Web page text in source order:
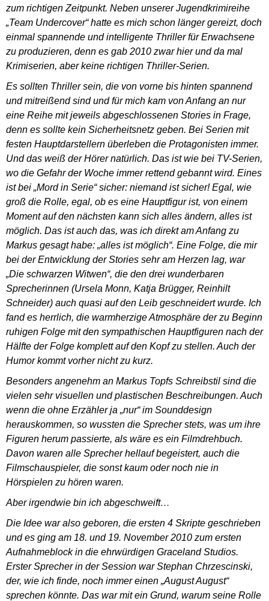
zum richtigen Zeitpunkt. Neben unserer Jugendkrimireihe
„Team Undercover“ hatte es mich schon länger gereizt, doch
einmal spannende und intelligente Thriller für Erwachsene
zu produzieren, denn es gab 2010 zwar hier und da mal
Krimiserien, aber keine richtigen Thriller-Serien.
Es sollten Thriller sein, die von vorne bis hinten spannend
und mitreißend sind und für mich kam von Anfang an nur
eine Reihe mit jeweils abgeschlossenen Stories in Frage,
denn es sollte kein Sicherheitsnetz geben. Bei Serien mit
festen Hauptdarstellern überleben die Protagonisten immer.
Und das weiß der Hörer natürlich. Das ist wie bei TV-Serien,
wo die Gefahr der Woche immer rettend gebannt wird. Eines
ist bei „Mord in Serie“ sicher: niemand ist sicher! Egal, wie
groß die Rolle, egal, ob es eine Hauptfigur ist, von einem
Moment auf den nächsten kann sich alles ändern, alles ist
möglich. Das ist auch das, was ich direkt am Anfang zu
Markus gesagt habe: „alles ist möglich“. Eine Folge, die mir
bei der Entwicklung der Stories sehr am Herzen lag, war
„Die schwarzen Witwen“, die den drei wunderbaren
Sprecherinnen (Ursela Monn, Katja Brügger, Reinhilt
Schneider) auch quasi auf den Leib geschneidert wurde. Ich
fand es herrlich, die warmherzige Atmosphäre der zu Beginn
ruhigen Folge mit den sympathischen Hauptfiguren nach der
Hälfte der Folge komplett auf den Kopf zu stellen. Auch der
Humor kommt vorher nicht zu kurz.
Besonders angenehm an Markus Topfs Schreibstil sind die
vielen sehr visuellen und plastischen Beschreibungen. Auch
wenn die ohne Erzähler ja „nur“ im Sounddesign
herauskommen, so wussten die Sprecher stets, was um ihre
Figuren herum passierte, als wäre es ein Filmdrehbuch.
Davon waren alle Sprecher hellauf begeistert, auch die
Filmschauspieler, die sonst kaum oder noch nie in
Hörspielen zu hören waren.
Aber irgendwie bin ich abgeschweift…
Die Idee war also geboren, die ersten 4 Skripte geschrieben
und es ging am 18. und 19. November 2010 zum ersten
Aufnahmeblock in die ehrwürdigen Graceland Studios.
Erster Sprecher in der Session war Stephan Chrzescinski,
der, wie ich finde, noch immer einen „August August“
sprechen könnte. Das war mit ein Grund, warum seine Rolle